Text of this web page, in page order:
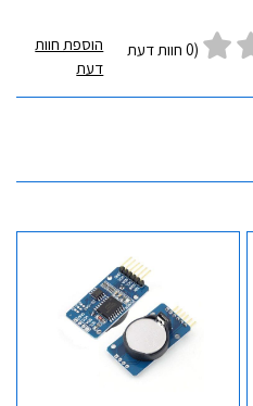
(0 חוות דעת
הוספת חוות
דעת